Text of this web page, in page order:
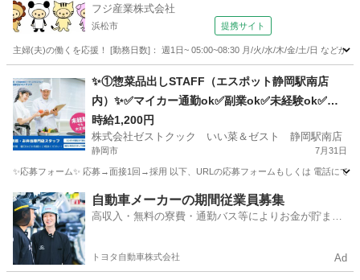
フジ産業株式会社
浜松市 提携サイト
主婦(夫)の働くを応援！ [勤務日数]： 週1日~ 05:00~08:30 月/火/水/木/金/土/日 など
キッチン
✨①惣菜品出しSTAFF（エスポット静岡駅南店
内）✨✅マイカー通勤ok✅副業ok✅未経験ok✅扶
養内ok✅週2～ok
時給1,200円
株式会社ゼストクック いい菜＆ゼスト 静岡駅南店
静岡市 7月31日
✨応募フォーム✨ 応募→面接1回→採用 以下、URLの応募フォームもしくは 電話にて
静岡 静岡市 キッチン スタッフ
自動車メーカーの期間従業員募集
高収入・無料の寮費・通勤バス等によりお金が貯まり
トヨタ自動車株式会社 Ad